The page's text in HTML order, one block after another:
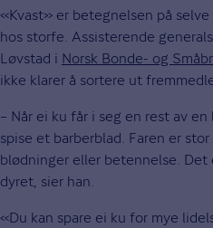
«Kvast» er betegnelsen på
hos storfe. Assisterende
Løvstad i Norsk Bonde- og
ikke klarer å sortere ut
– Når ei ku får i seg en rest av
spise et barberblad. Faren er
blødninger eller betennelse.
dyret, sier han.
«Du kan spare ei ku for mye